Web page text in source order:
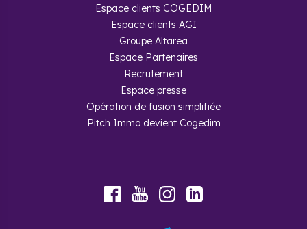
Espace clients COGEDIM
Espace clients AGI
Groupe Altarea
Espace Partenaires
Recrutement
Espace presse
Opération de fusion simplifiée
Pitch Immo devient Cogedim
FacebookYoutubeInstagram